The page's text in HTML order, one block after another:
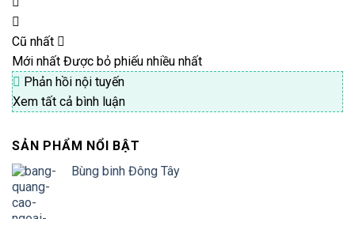
Cũ nhất
Mới nhất Được bỏ phiếu nhiều nhất
Phản hồi nội tuyến
Xem tất cả bình luận
SẢN PHẨM NỔI BẬT
Bùng binh Đông Tây